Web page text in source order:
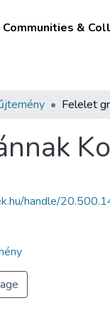
Communities &
handle/